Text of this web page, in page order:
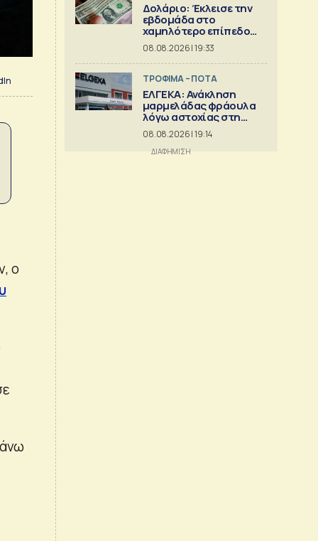
ο
Δολάριο: Έκλεισε την
εβδομάδα στο
χαμηλότερο επίπεδο
από τον Μάιο
08.08.2026 | 19:33
ΤΡΟΦΙΜΑ – ΠΟΤΑ
ΕΛΓΕΚΑ: Ανάκληση
μαρμελάδας φράουλα
λόγω αστοχίας στη
γυάλινη συσκευασία
08.08.2026 | 19:14